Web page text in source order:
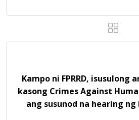
Kampo ni FPRRD, isusulong
kasong Crimes Against
ang susunod na hearing ng